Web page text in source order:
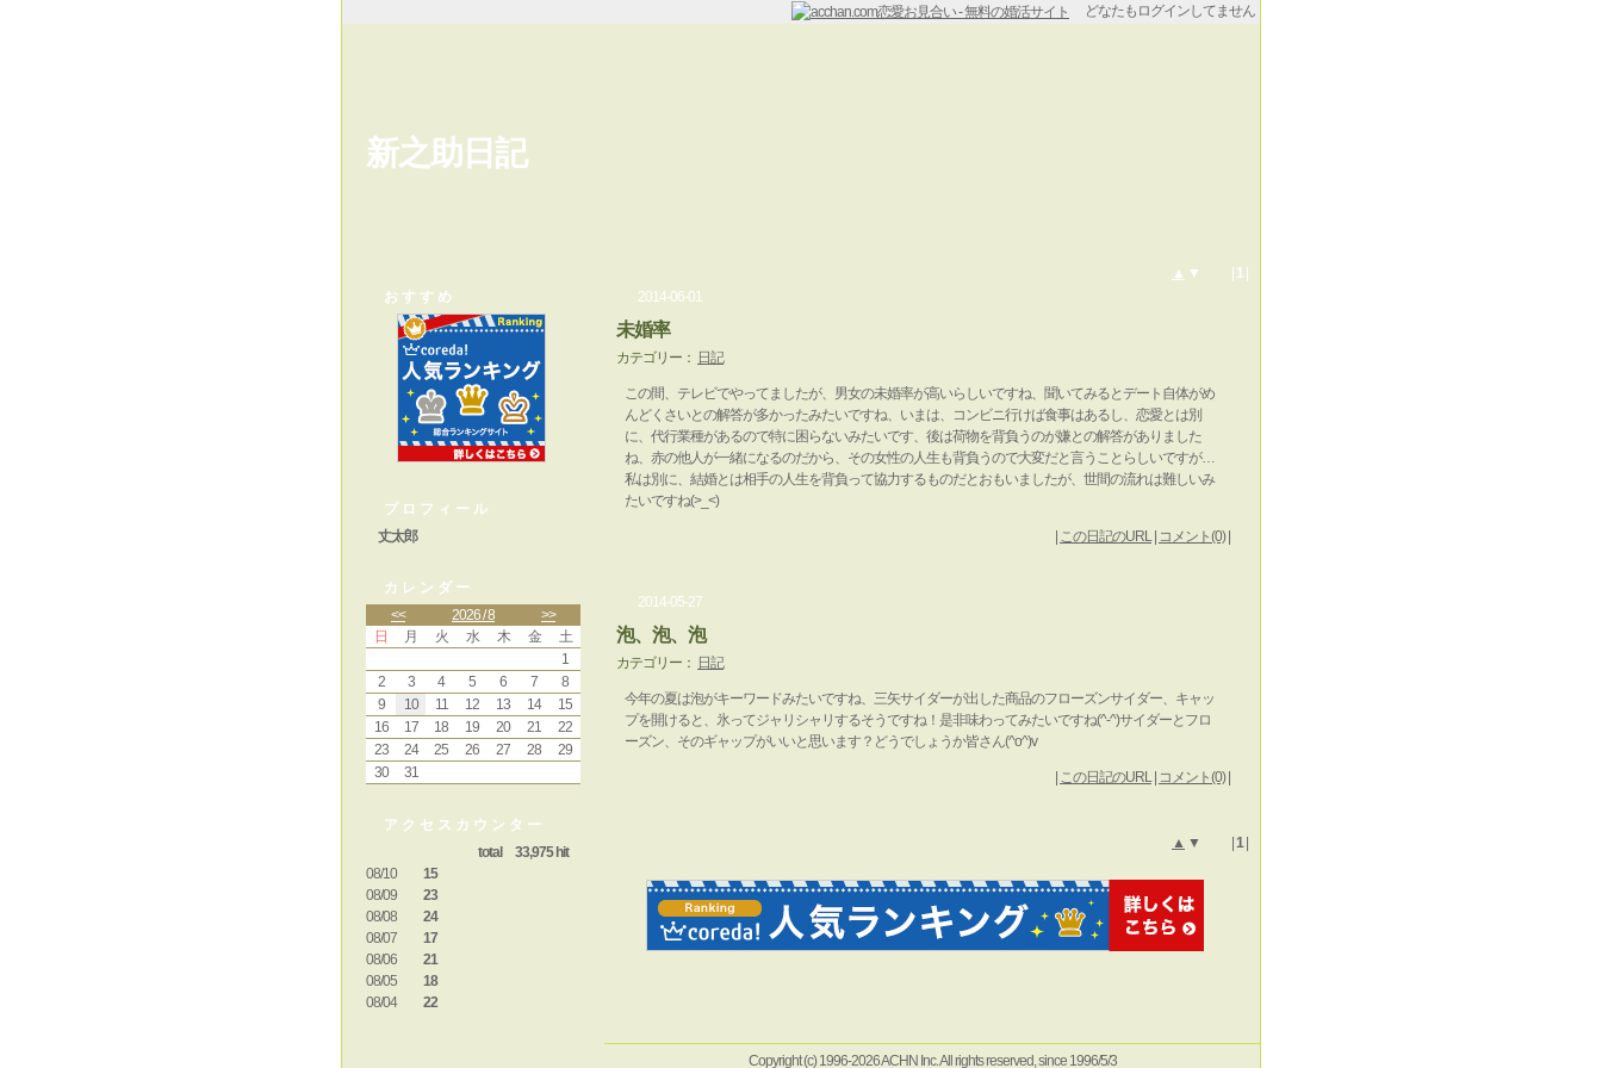
どなたもログインしてません
新之助日記
おすすめ
プロフィール
丈太郎
カレンダー
<<
2026 / 8
>>
日
月 火 水 木 金
土
1
2
3 4 5 6 7
8
9
10 11 12 13 14
15
16
17 18 19 20 21
22
23
24 25 26 27 28
29
30
31
アクセスカウンター
total 33,975 hit
08/10
15
08/09
23
08/08
24
08/07
17
08/06
21
08/05
18
08/04
22
▲ ▼ | 1
2014-06-01
未婚率
カテゴリー： 日記
この間、テレビでやってましたが、男女の未婚率が高いらしいですね、聞いてみるとデート自体がめ
んどくさいとの解答が多かったみたいですね、いまは、コンビニ行けば食事はあるし、恋愛とは別
に、代行業種があるので特に困らないみたいです、後は荷物を背負うのが嫌との解答がありました
ね、赤の他人が一緒になるのだから、その女性の人生も背負うので大変だと言うことらしいですが…
私は別に、結婚とは相手の人生を背負って協力するものだとおもいましたが、世間の流れは難しいみ
たいですね(>_<)
この日記のURL| コメント(0)|
2014-05-27
泡、泡、泡
カテゴリー： 日記
今年の夏は泡がキーワードみたいですね、三矢サイダーが出した商品のフローズンサイダー、キャッ
プを開けると、氷ってジャリシャリするそうですね！是非味わってみたいですね(^-^)サイダーとフロ
ーズン、そのギャップがいいと思います？どうでしょうか皆さん(^o^)v
この日記のURL| コメント(0)|
▲ ▼ | 1|
Copyright (c) 1996-2026 ACHN Inc. All rights reserved, since 1996/5/3